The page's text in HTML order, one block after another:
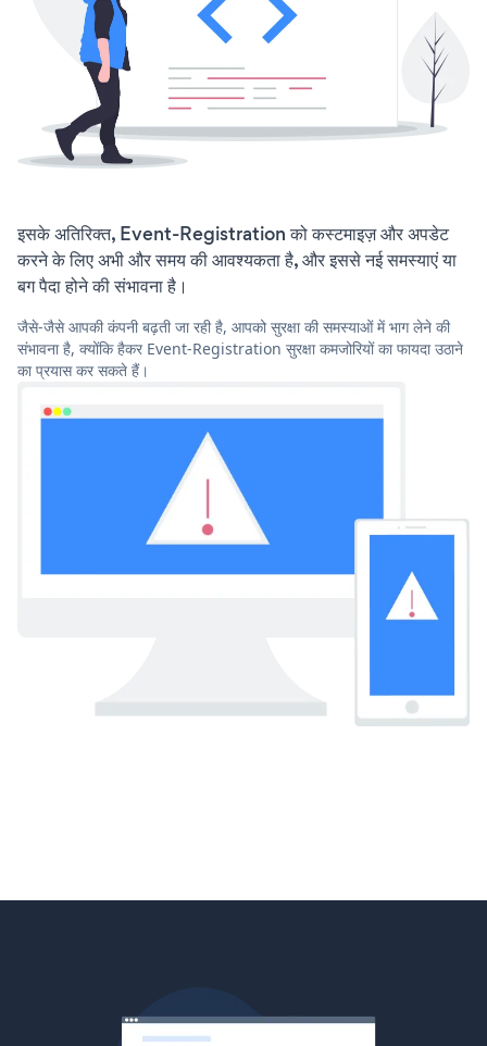
इसके अतिरिक्त, Event-Registration को कस्टमाइज़ और अपडेट
करने के लिए अभी और समय की आवश्यकता है, और इससे नई समस्याएं या
बग पैदा होने की संभावना है।
जैसे-जैसे आपकी कंपनी बढ़ती जा रही है, आपको सुरक्षा की समस्याओं में भाग लेने की
संभावना है, क्योंकि हैकर Event-Registration सुरक्षा कमजोरियों का फायदा उठाने
का प्रयास कर सकते हैं।